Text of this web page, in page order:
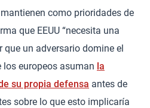
como prioridades de
que EEUU “necesita una
que un adversario domine el
los europeos asuman la
su propia defensa antes de
sobre lo que esto implicaría